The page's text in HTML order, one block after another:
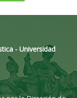
- Universidad